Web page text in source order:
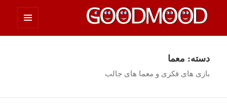
چیزای خووب مووب
دسته: معما
بازی های فکری و معما های جالب